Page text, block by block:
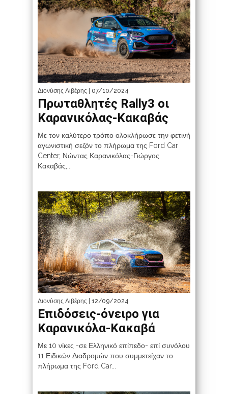
Διονύσης Λιβέρης | 07/10/2024
Πρωταθλητές Rally3 οι
Καρανικόλας-Κακαβάς
Με τον καλύτερο τρόπο ολοκλήρωσε την φετινή
αγωνιστική σεζόν το πλήρωμα της Ford Car
Center, Νώντας Καρανικόλας-Γιώργος
Κακαβάς,...
Διονύσης Λιβέρης | 12/09/2024
Επιδόσεις-όνειρο για
Καρανικόλα-Κακαβά
Με 10 νίκες -σε Ελληνικό επίπεδο- επί συνόλου
11 Ειδικών Διαδρομών που συμμετείχαν το
πλήρωμα της Ford Car...